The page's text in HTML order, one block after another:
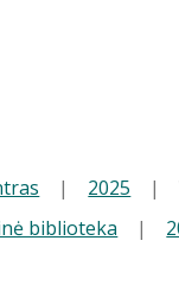
| 2025 |
biblioteka |